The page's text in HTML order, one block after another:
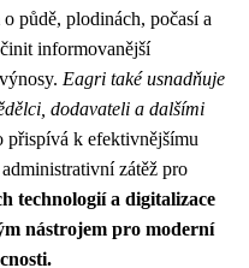
půdě, plodinách, počasí a
informovanější
Eagri také usnadňuje
dodavateli a dalšími
přispívá k efektivnějšímu
zátěž pro
technologií a digitalizace
nástrojem pro moderní